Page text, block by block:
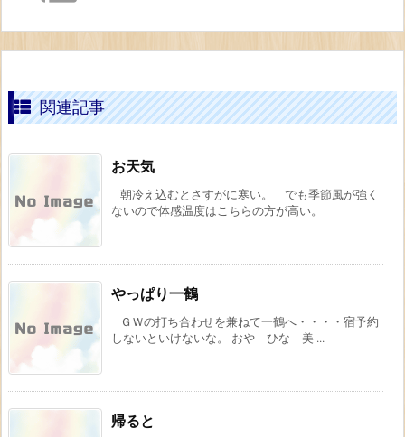
関連記事
お天気
朝冷え込むとさすがに寒い。 でも季節風が強く
ないので体感温度はこちらの方が高い。
やっぱり一鶴
ＧＷの打ち合わせを兼ねて一鶴へ・・・・宿予約
しないといけないな。 おや ひな 美 ...
帰ると